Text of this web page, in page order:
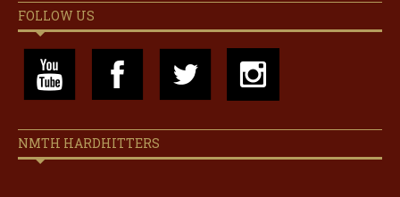
FOLLOW US
NMTH HARDHITTERS